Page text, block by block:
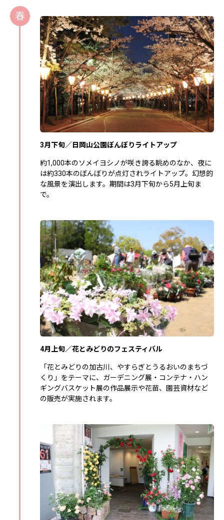
春
3月下旬／日岡山公園ぼんぼりライトアップ
約1,000本のソメイヨシノが咲き誇る眺めのなか、夜に
は約330本のぼんぼりが点灯されライトアップ。幻想的
な風景を演出します。期間は3月下旬から5月上旬ま
で。
4月上旬／花とみどりのフェスティバル
「花とみどりの加古川、やすらぎとうるおいのまちづ
くり」をテーマに、ガーデニング展・コンテナ・ハン
ギングバスケット展の作品展示や花苗、園芸資材など
の販売が実施されます。